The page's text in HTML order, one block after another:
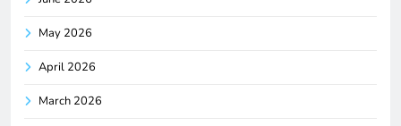
May 2026
April 2026
March 2026